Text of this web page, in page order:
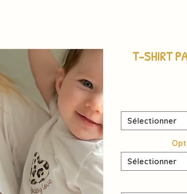
T-SHIRT
Sélectionner
Sélectionner